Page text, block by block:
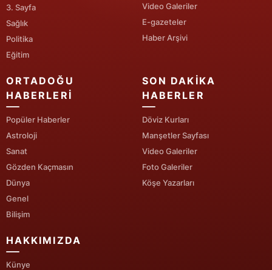
3. Sayfa
Sağlık
Politika
Eğitim
Video Galeriler
E-gazeteler
Haber Arşivi
ORTADOĞU
HABERLERI
Popüler Haberler
Astroloji
Sanat
Gözden Kaçmasın
Dünya
Genel
Bilişim
SON DAKIKA
HABERLER
Döviz Kurları
Manşetler Sayfası
Video Galeriler
Foto Galeriler
Köşe Yazarları
HAKKIMIZDA
Künye